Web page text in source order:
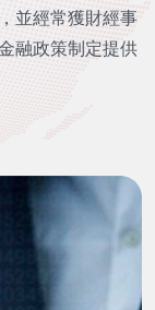
並經常獲財經事
融政策制定提供